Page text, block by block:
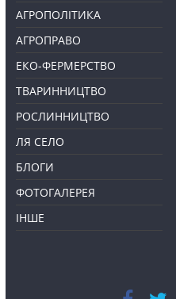
АГРОПОЛІТИКА
АГРОПРАВО
ЕКО-ФЕРМЕРСТВО
ТВАРИННИЦТВО
РОСЛИННИЦТВО
ЛЯ СЕЛО
БЛОГИ
ФОТОГАЛЕРЕЯ
ІНШЕ